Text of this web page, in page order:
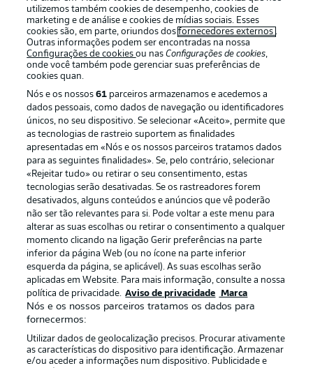
Oferecido por
Publicidade Avisos legais
Gerir preferências Aviso de privacidade
Trabalhe conosco
Marca Contato
Jogadores
utilizemos também cookies de desempenho, cookies de
marketing e de análise e cookies de mídias sociais. Esses
cookies são, em parte, oriundos dosfornecedores externos .
Outras informações podem ser encontradas na nossa
Configurações de cookiesou nasConfigurações de cookies,
onde você também pode gerenciar suas preferências de
cookies quan.
Nós e os nossos61 parceiros armazenamos e acedemos a
dados pessoais, como dados de navegação ou identificadores
únicos, no seu dispositivo. Se selecionar «Aceito», permite que
as tecnologias de rastreio suportem as finalidades
apresentadas em «Nós e os nossos parceiros tratamos dados
para as seguintes finalidades». Se, pelo contrário, selecionar
«Rejeitar tudo» ou retirar o seu consentimento, estas
tecnologias serão desativadas. Se os rastreadores forem
desativados, alguns conteúdos e anúncios que vê poderão
não ser tão relevantes para si. Pode voltar a este menu para
alterar as suas escolhas ou retirar o consentimento a qualquer
momento clicando na ligação Gerir preferências na parte
inferior da página Web (ou no ícone na parte inferior
esquerda da página, se aplicável). As suas escolhas serão
aplicadas em Website. Para mais informação, consulte a nossa
política de privacidade. Aviso de privacidade Marca
Nós e os nossos parceiros tratamos os dados para
fornecermos:
Utilizar dados de geolocalização precisos. Procurar ativamente
as características do dispositivo para identificação. Armazenar
e/ou aceder a informações num dispositivo. Publicidade e